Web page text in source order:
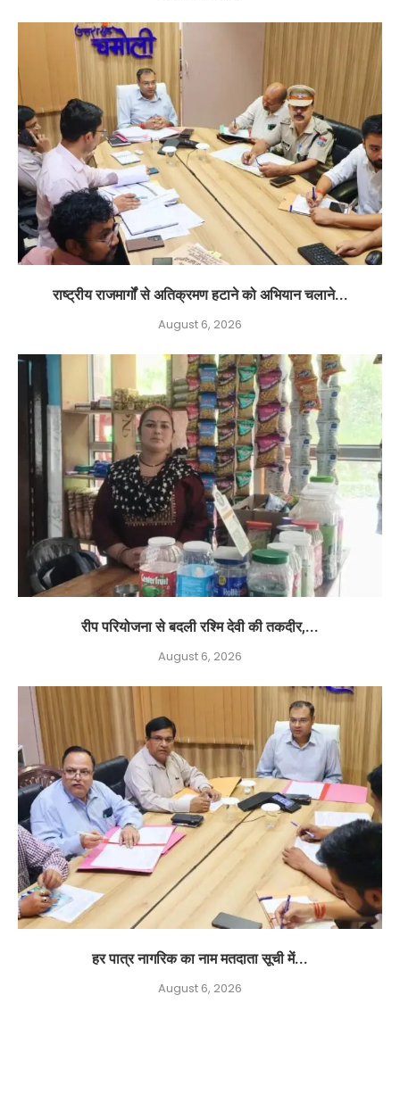
राष्ट्रीय राजमार्गों से अतिक्रमण हटाने को अभियान चलाने...
August 6, 2026
रीप परियोजना से बदली रश्मि देवी की तकदीर,...
August 6, 2026
हर पात्र नागरिक का नाम मतदाता सूची में...
August 6, 2026